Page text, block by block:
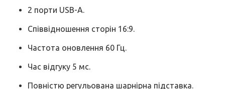
2 порти USB-A.
Співвідношення сторін 16:9.
Частота оновлення 60 Гц.
Час відгуку 5 мс.
Повністю регульована шарнірна підставка.